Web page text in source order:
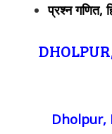
प्रश्न गणित,
Dholpur,